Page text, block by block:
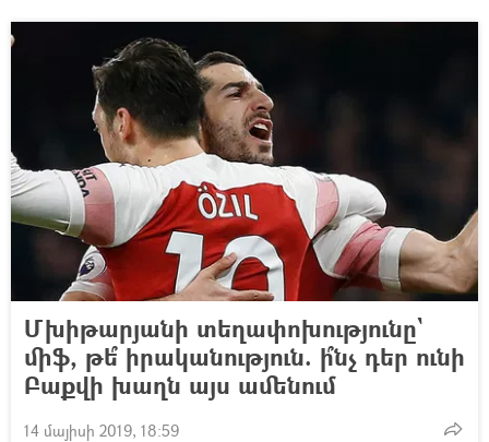
Մխիթարյանի տեղափոխությունը`
միֆ, թե՞ իրականություն. ի՞նչ դեր ունի
Բաքվի խաղն այս ամենում
14 մայիսի 2019, 18:59